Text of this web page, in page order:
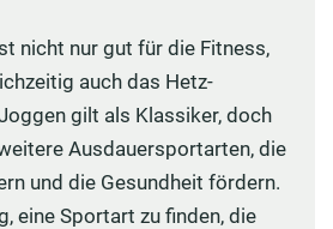
nicht nur gut für die Fitness,
auch das Hetz-
gilt als Klassiker, doch
Ausdauersportarten, die
und die Gesundheit fördern.
eine Sportart zu finden, die